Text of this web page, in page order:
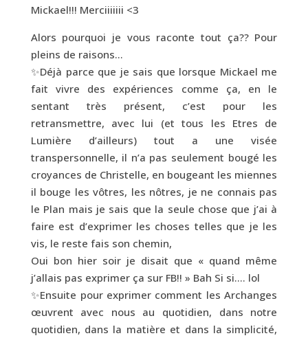
Mickael!!! Merciiiiiii <3
Alors pourquoi je vous raconte tout ça?? Pour
pleins de raisons…
✨Déjà parce que je sais que lorsque Mickael me
fait vivre des expériences comme ça, en le
sentant très présent, c’est pour les
retransmettre, avec lui (et tous les Etres de
Lumière d’ailleurs) tout a une visée
transpersonnelle, il n’a pas seulement bougé les
croyances de Christelle, en bougeant les miennes
il bouge les vôtres, les nôtres, je ne connais pas
le Plan mais je sais que la seule chose que j’ai à
faire est d’exprimer les choses telles que je les
vis, le reste fais son chemin,
Oui bon hier soir je disait que « quand même
j’allais pas exprimer ça sur FB!! » Bah Si si…. lol
✨Ensuite pour exprimer comment les Archanges
œuvrent avec nous au quotidien, dans notre
quotidien, dans la matière et dans la simplicité,